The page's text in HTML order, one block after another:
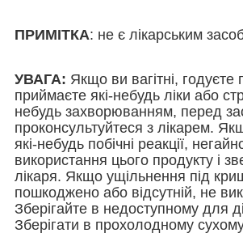
ПРИМІТКА: не є лікарським
УВАГА: Якщо ви вагітні, годуєте
приймаєте які-небудь ліки або
небудь захворюванням, перед
проконсультуйтеся з лікарем.
які-небудь побічні реакції,
використання цього продукту і
лікаря. Якщо ущільнення під
пошкоджено або відсутній, не
Зберігайте в недоступному для
Зберігати в прохолодному сухому